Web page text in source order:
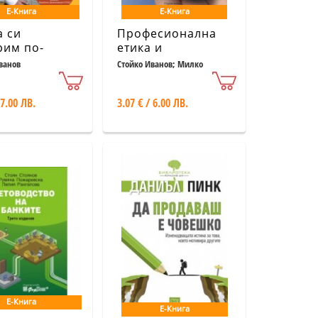
Е-Книга
си
по-
в
ЛВ.
Е-Книга
Професионална
етика и
туристическо
Стойко Иванов; Милко
3.07 € / 6.00 ЛВ.
Е-Книга
Е-Книга